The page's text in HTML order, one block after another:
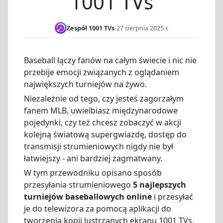
Zespół 1001 TVs-27 sierpnia 2025 r.
Baseball łączy fanów na całym świecie i nic nie
przebije emocji związanych z oglądaniem
największych turniejów na żywo.
Niezależnie od tego, czy jesteś zagorzałym
fanem MLB, uwielbiasz międzynarodowe
pojedynki, czy też chcesz zobaczyć w akcji
kolejną światową supergwiazdę, dostęp do
transmisji strumieniowych nigdy nie był
łatwiejszy - ani bardziej zagmatwany.
W tym przewodniku opisano sposób
przesyłania strumieniowego 5 najlepszych
turniejów baseballowych online i przesyłać
je do telewizora za pomocą aplikacji do
tworzenia kopii lustrzanych ekranu 1001 TVs,